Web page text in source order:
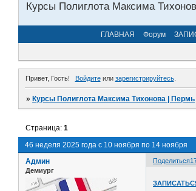
Курсы Полиглота Максима
ГЛАВНАЯ Форум
Привет, Гость! Войдитеили зарегистрируйтесь.
»Курсы Полиглота Максима Тихонова | Пермь
46 неделя 2025 года с 10 ноября по 14 ноября
Страница:1
Поделиться
Админ
Демиург